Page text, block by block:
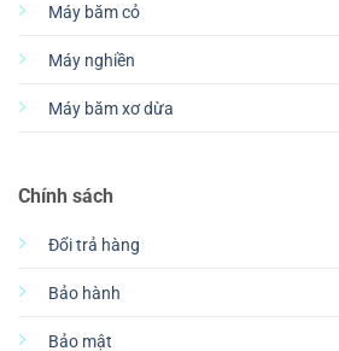
Máy băm cỏ
Máy nghiền
Máy băm xơ dừa
Chính sách
Đổi trả hàng
Bảo hành
Bảo mật